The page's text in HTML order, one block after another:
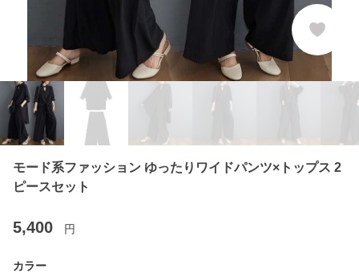
モード系ファッション ゆったりワイドパンツ×トップス 2
ピースセット
5,400 円
カラー